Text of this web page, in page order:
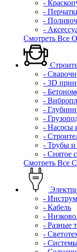
-
-
-
-
Смотреть Все
-
- 3D
-
-
-
-
- Насосы
-
- Трубы и
- Снятое
Смотреть Все
-
- Кабель
-
- Разные
-
-